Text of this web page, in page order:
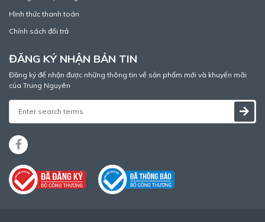
Hình thức thanh toán
Chính sách đổi trả
ĐĂNG KÝ NHẬN BẢN TIN
Đăng ký để nhận được những thông tin về sản phẩm mới và khuyến mãi
của Trung Nguyên